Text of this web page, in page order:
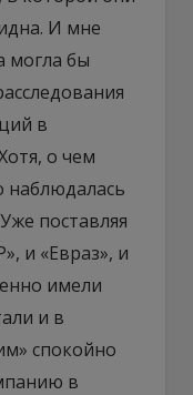
И мне
могла бы
в
о чем
наблюдалась
поставляя
и «Евраз», и
имели
и в
спокойно
в